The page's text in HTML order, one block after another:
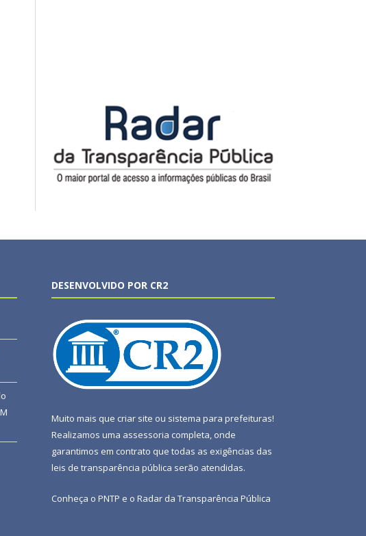
DESENVOLVIDO POR CR2
Muito mais que criar site ou sistema para prefeituras!
Realizamos uma assessoria completa, onde
garantimos em contrato que todas as exigências das
leis de transparência pública serão atendidas.
Conheça o PNTP e o Radar da Transparência Pública